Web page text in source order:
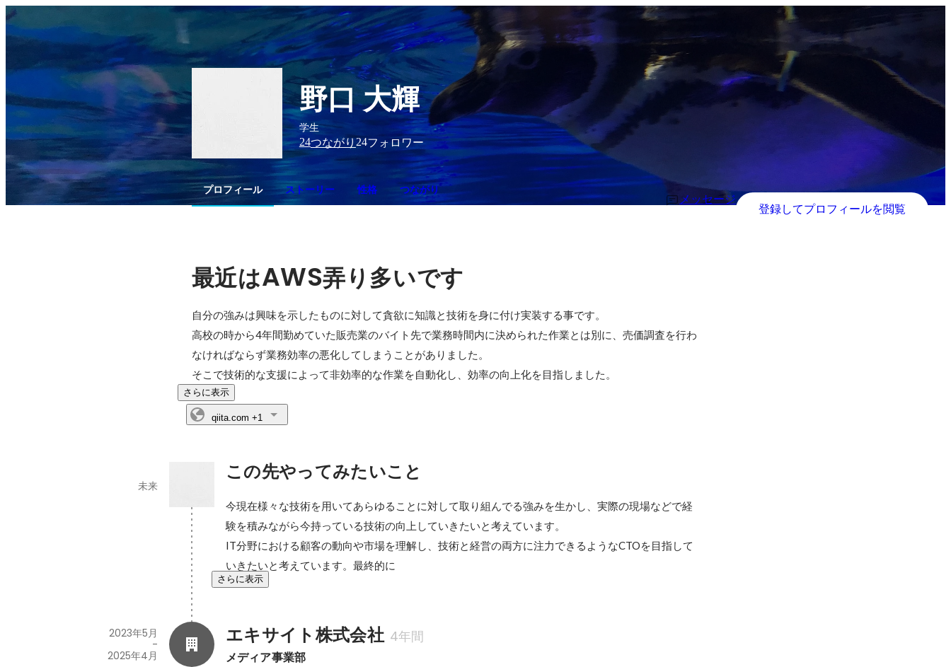
野口 大輝
学生
24つながり 24フォロワー
プロフィール ストーリー 性格 つながり
メッセージ
登録してプロフィールを閲覧
最近はAWS弄り多いです
自分の強みは興味を示したものに対して貪欲に知識と技術を身に付け実装する事です。
高校の時から4年間勤めていた販売業のバイト先で業務時間内に決められた作業とは別に、売価調査を行わ
なければならず業務効率の悪化してしまうことがありました。
そこで技術的な支援によって非効率的な作業を自動化し、効率の向上化を目指しました。
さらに表示
qiita.com +1
この先やってみたいこと
未来
今現在様々な技術を用いてあらゆることに対して取り組んでる強みを生かし、実際の現場などで経
験を積みながら今持っている技術の向上していきたいと考えています。
IT分野における顧客の動向や市場を理解し、技術と経営の両方に注力できるようなCTOを目指して
いきたいと考えています。最終的に
さらに表示
エキサイト株式会社 4年間
メディア事業部
2023年5月
-
2025年4月